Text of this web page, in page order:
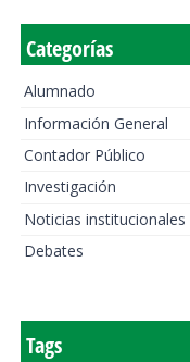
Categorías
Alumnado
Información General
Contador Público
Investigación
Noticias institucionales
Debates
Tags